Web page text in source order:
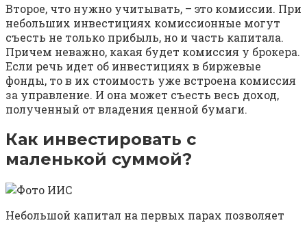
Второе, что нужно учитывать, – это комиссии. При
небольших инвестициях комиссионные могут
съесть не только прибыль, но и часть капитала.
Причем неважно, какая будет комиссия у брокера.
Если речь идет об инвестициях в биржевые
фонды, то в их стоимость уже встроена комиссия
за управление. И она может съесть весь доход,
полученный от владения ценной бумаги.
Как инвестировать с
маленькой суммой?
Небольшой капитал на первых парах позволяет